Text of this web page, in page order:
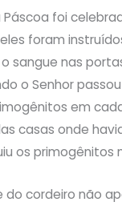
foi
foram
sangue nas
o Senhor
em
casas onde
os primogênitos
do cordeiro não